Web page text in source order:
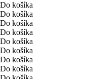
Do košíka
Do košíka
Do košíka
Do košíka
Do košíka
Do košíka
Do košíka
Do košíka